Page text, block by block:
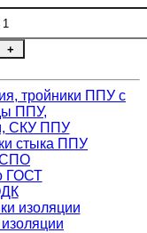
+
тройники ППУ с
ППУ,
СКУ ППУ
стыка ППУ
СПО
ГОСТ
изоляции